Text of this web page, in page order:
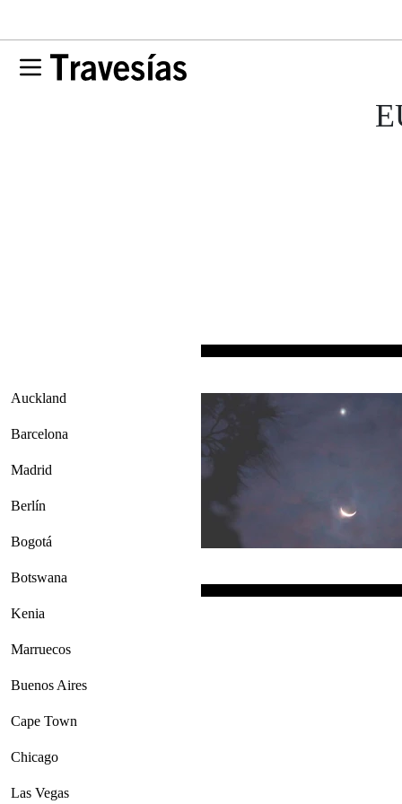
Auckland
Barcelona
Madrid
Berlín
Bogotá
Botswana
Kenia
Marruecos
Buenos Aires
Cape Town
Chicago
Las Vegas